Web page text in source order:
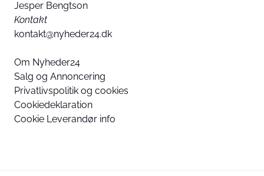
Jesper Bengtson
Kontakt
kontakt@nyheder24.dk
Om Nyheder24
Salg og Annoncering
Privatlivspolitik og cookies
Cookiedeklaration
Cookie Leverandør info